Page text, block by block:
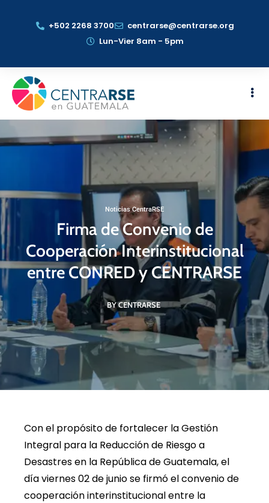
+502 2268 3700
centrarse@centrarse.org
Lun-Vier 8am - 5pm
Noticias CentraRSE
Firma de Convenio de
Cooperación Interinstitucional
entre CONRED y CENTRARSE
BY CENTRARSE
Con el propósito de fortalecer la Gestión
Integral para la Reducción de Riesgo a
Desastres en la República de Guatemala, el
día viernes 02 de junio se firmó el convenio de
cooperación interinstitucional entre la